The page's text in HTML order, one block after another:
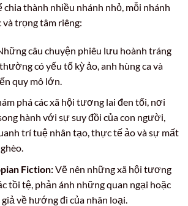
chia thành nhiều nhánh nhỏ, mỗi nhánh
và trọng tâm riêng:
câu chuyện phiêu lưu hoành tráng
có yếu tố kỳ ảo, anh hùng ca và
quy mô lớn.
phá các xã hội tương lai đen tối, nơi
hành với sự suy đồi của con người,
trí tuệ nhân tạo, thực tế ảo và sự mất
Fiction:Vẽ nên những xã hội tương
tồi tệ, phản ánh những quan ngại hoặc
giả về hướng đi của nhân loại.